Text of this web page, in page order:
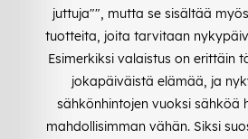
juttuja"", mutta se sisältää
tuotteita, joita tarvitaan
Esimerkiksi valaistus on erittäin
jokapäiväistä elämää, ja
sähkönhintojen vuoksi sähköä
mahdollisimman vähän. Siksi